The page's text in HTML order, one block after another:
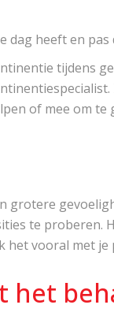
heeft en pas
tijdens
of mee om te
grotere
te proberen.
het vooral met je
het